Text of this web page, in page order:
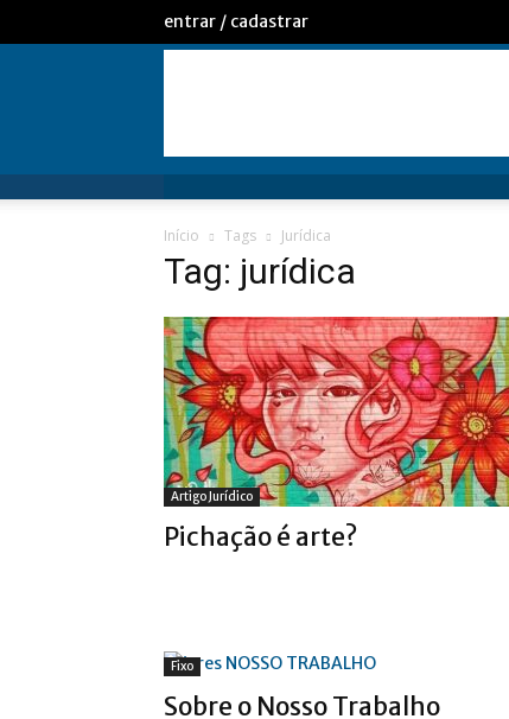
entrar / cadastrar
Início Tags Jurídica
Tag: jurídica
Artigo Jurídico
Pichação é arte?
Fixo
Sobre o Nosso Trabalho